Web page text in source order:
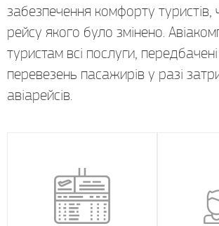
забезпечення комфорту туристів,
рейсу якого було змінено.
туристам всі послуги,
перевезень пасажирів у разі
авіарейсів.